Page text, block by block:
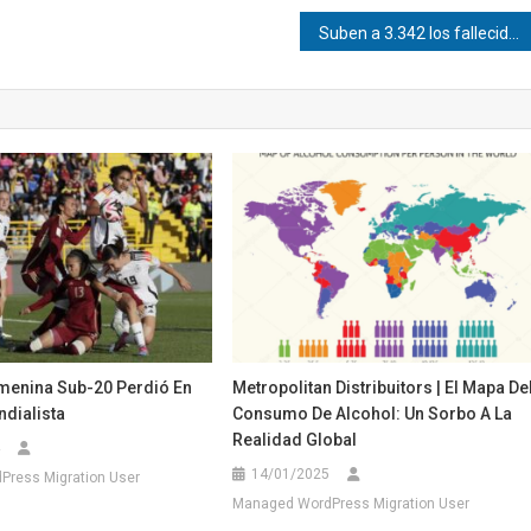
Sub-20 Perdió En
Migration User
Metropolitan Distribuitors | El Mapa
Consumo De Alcohol: Un Sorbo A La
Realidad Global
14/01/2025
Managed WordPress Migration User